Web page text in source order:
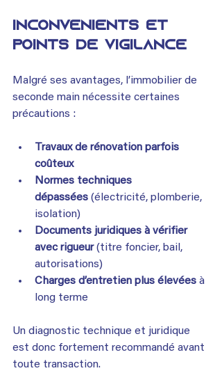
Inconvénients et
points de vigilance
Malgré ses avantages, l’immobilier de
seconde main nécessite certaines
précautions :
Travaux de rénovation parfois
coûteux
Normes techniques
dépassées (électricité, plomberie,
isolation)
Documents juridiques à vérifier
avec rigueur (titre foncier, bail,
autorisations)
Charges d’entretien plus élevées à
long terme
Un diagnostic technique et juridique
est donc fortement recommandé avant
toute transaction.